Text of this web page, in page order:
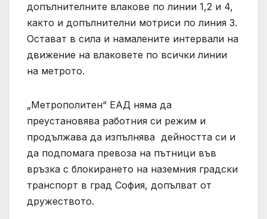
допълнителните влакове по линии 1,2 и 4,
както и допълнителни мотриси по линия 3.
Остават в сила и намалените интервали на
движение на влаковете по всички линии
на метрото.
„Метрополитен“ ЕАД няма да
преустановява работния си режим и
продължава да изпълнява дейността си и
да подпомага превоза на пътници във
връзка с блокирането на наземния градски
транспорт в град София, допълват от
дружеството.